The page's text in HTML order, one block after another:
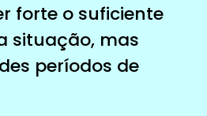
forte o suficiente
situação, mas
períodos de